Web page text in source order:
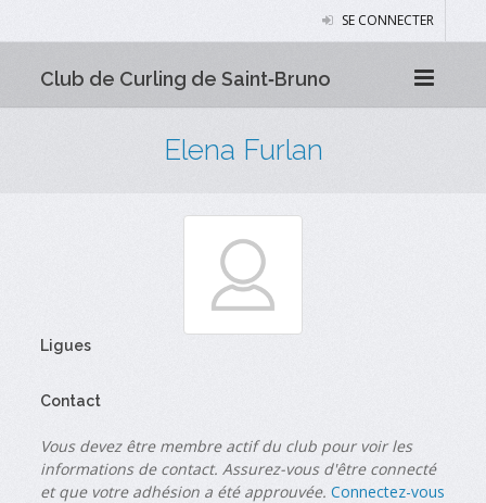
SE CONNECTER
Club de Curling de Saint‑Bruno
Elena Furlan
Ligues
Contact
Vous devez être membre actif du club pour voir les
informations de contact. Assurez-vous d'être connecté
et que votre adhésion a été approuvée. Connectez-vous